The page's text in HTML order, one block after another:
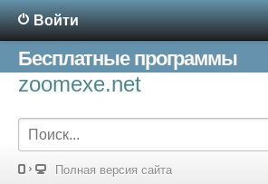
Войти
Бесплатные программы
zoomexe.net
Полная версия сайта